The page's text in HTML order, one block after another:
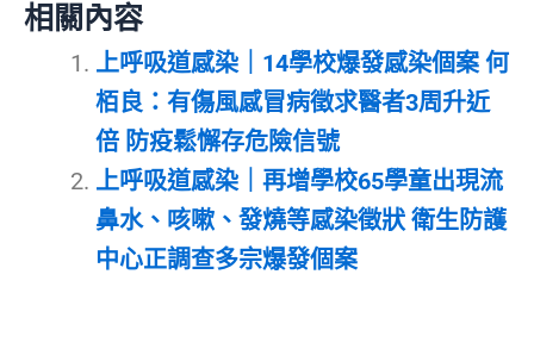
相關內容
上呼吸道感染｜14學校爆發感染個案 何
栢良：有傷風感冒病徵求醫者3周升近
倍 防疫鬆懈存危險信號
上呼吸道感染｜再增學校65學童出現流
鼻水、咳嗽、發燒等感染徵狀 衛生防護
中心正調查多宗爆發個案